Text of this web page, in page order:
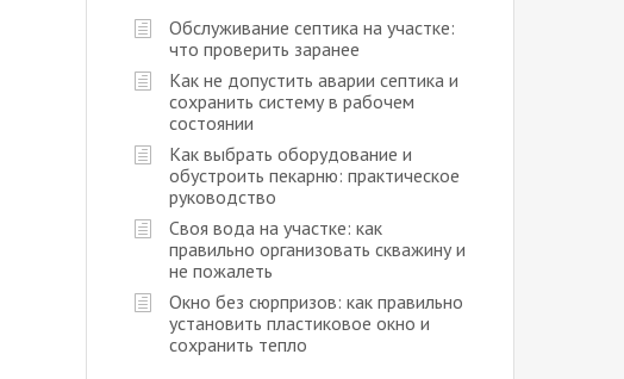
Обслуживание септика на участке:
что проверить заранее
Как не допустить аварии септика и
сохранить систему в рабочем
состоянии
Как выбрать оборудование и
обустроить пекарню: практическое
руководство
Своя вода на участке: как
правильно организовать скважину и
не пожалеть
Окно без сюрпризов: как правильно
установить пластиковое окно и
сохранить тепло